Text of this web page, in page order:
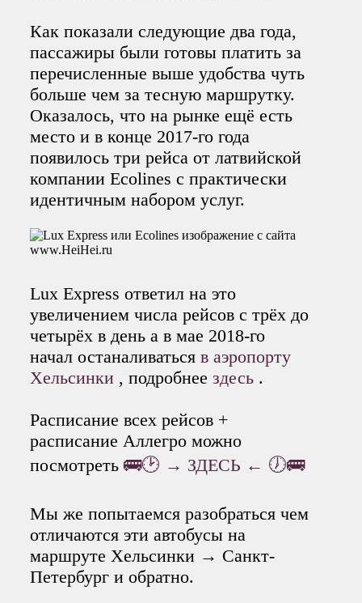
Как показали следующие два года,
пассажиры были готовы платить за
перечисленные выше удобства чуть
больше чем за тесную маршрутку.
Оказалось, что на рынке ещё есть
место и в конце 2017-го года
появилось три рейса от латвийской
компании Ecolines с практически
идентичным набором услуг.
Lux Express ответил на это
увеличением числа рейсов с трёх до
четырёх в день а в мае 2018-го
начал останаливатьсяв аэропорту
Хельсинки , подробнеездесь .
Расписание всех рейсов +
расписание Аллегро можно
посмотреть🚌🕑 → ЗДЕСЬ ← 🕖🚌
Мы же попытаемся разобраться чем
отличаются эти автобусы на
маршруте Хельсинки → Санкт-
Петербург и обратно.